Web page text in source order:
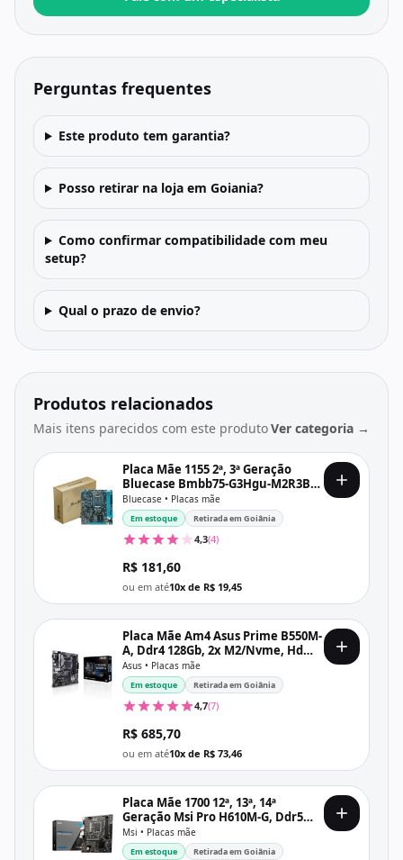
Perguntas frequentes
Este produto tem garantia?
Posso retirar na loja em Goiania?
Como confirmar compatibilidade com meu
setup?
Qual o prazo de envio?
Produtos relacionados
Mais itens parecidos com este produtoVer categoria →
Placa Mãe 1155 2ª, 3ª Geração
Bluecase Bmbb75-G3Hgu-M2R3Bx,
Ddr3 16Gb, M2/Nvme, Hdmi, Vga,
1000 Mb/S, Preta
Bluecase • Placas mãe
Em estoque Retirada em Goiânia
4,3(4)
R$ 181,60
ou em até10x de R$ 19,45
Placa Mãe Am4 Asus Prime B550M-
A, Ddr4 128Gb, 2x M2/Nvme, Hdmi,
Dvi, Vga, Preta
Asus • Placas mãe
Em estoque Retirada em Goiânia
4,7(7)
R$ 685,70
ou em até10x de R$ 73,46
Placa Mãe 1700 12ª, 13ª, 14ª
Geração Msi Pro H610M-G, Ddr5
096Gb, Dp, Hdmi, Vga, Usb 3.2,
M2/Nvme, Preta
Msi • Placas mãe
Em estoque Retirada em Goiânia